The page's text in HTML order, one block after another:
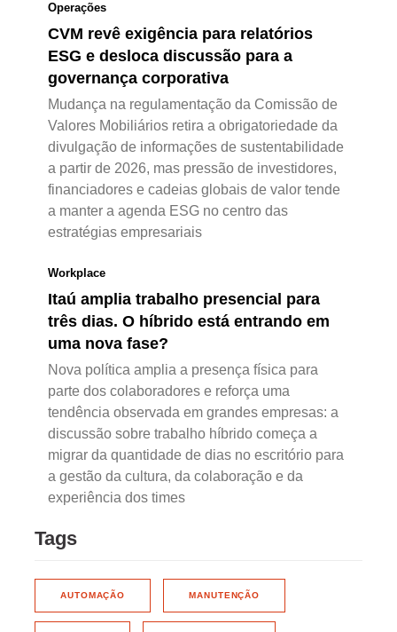
Operações
CVM revê exigência para relatórios
ESG e desloca discussão para a
governança corporativa
Mudança na regulamentação da Comissão de
Valores Mobiliários retira a obrigatoriedade da
divulgação de informações de sustentabilidade
a partir de 2026, mas pressão de investidores,
financiadores e cadeias globais de valor tende
a manter a agenda ESG no centro das
estratégias empresariais
Workplace
Itaú amplia trabalho presencial para
três dias. O híbrido está entrando em
uma nova fase?
Nova política amplia a presença física para
parte dos colaboradores e reforça uma
tendência observada em grandes empresas: a
discussão sobre trabalho híbrido começa a
migrar da quantidade de dias no escritório para
a gestão da cultura, da colaboração e da
experiência dos times
Tags
AUTOMAÇÃO MANUTENÇÃO